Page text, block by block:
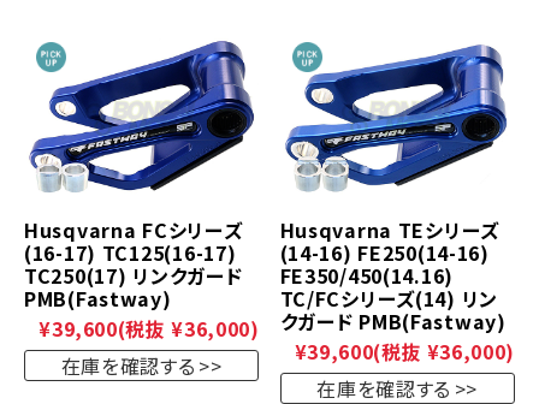
Husqvarna FCシリーズ
(16-17) TC125(16-17)
TC250(17) リンクガード
PMB(Fastway)
¥39,600(税抜 ¥36,000)
在庫を確認する
Husqvarna TEシリーズ
(14-16) FE250(14-16)
FE350/450(14.16)
TC/FCシリーズ(14) リン
クガード PMB(Fastway)
¥39,600(税抜 ¥36,000)
在庫を確認する